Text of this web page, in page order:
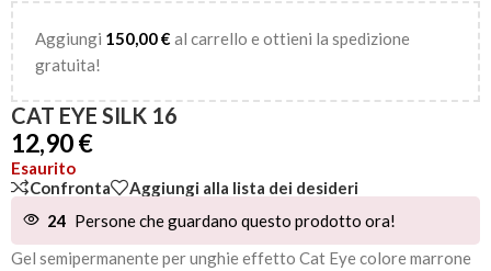
Aggiungi 150,00€ al carrello e ottieni la spedizione
gratuita!
CAT EYE SILK 16
12,90€
Esaurito
Confronta
Aggiungi alla lista dei desideri
24 Persone che guardano questo prodotto ora!
Gel semipermanente per unghie effetto Cat Eye colore marrone